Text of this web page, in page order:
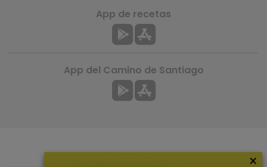
App de recetas
App del Camino de Santiago
×